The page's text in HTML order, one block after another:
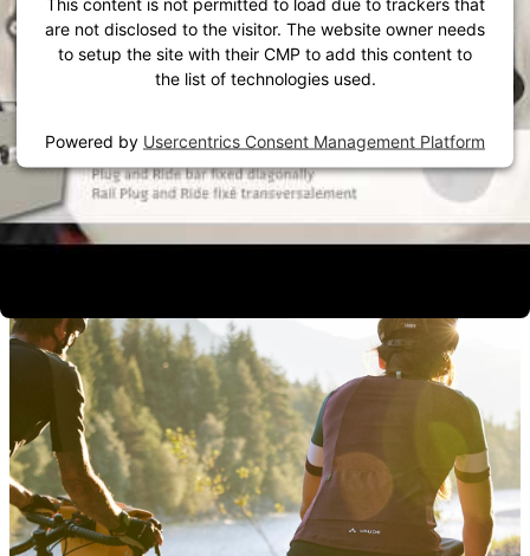
Startseite
VAUDE Stories
Know-how
Wie befestige ich VAUDE Fahrradtaschen?
Gravel Fahrradtaschen
are not disclosed to the visitor. The website owner needs
to setup the site with their CMP to add this content to
the list of technologies used.
Powered by Usercentrics Consent Management Platform